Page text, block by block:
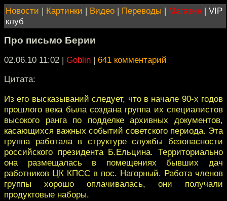
Новости | Картинки | Видео | Переводы | Магазин | VIP
клуб
Про письмо Берии
02.06.10 11:02 | Goblin | 641 комментарий
Цитата:
Из его высказываний следует, что в начале 90-х годов
прошлого века была создана группа их специалистов
высокого ранга по подделке архивных документов,
касающихся важных событий советского периода. Эта
группа работала в структуре службы безопасности
российского президента Б.Ельцина. Территориально
она размещалась в помещениях бывших дач
работников ЦК КПСС в пос. Нагорный. Работа членов
группы хорошо оплачивалась, они получали
продуктовые наборы.